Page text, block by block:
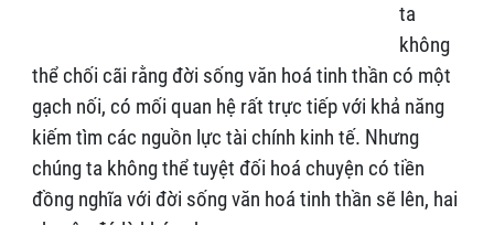
ta
không
thể chối cãi rằng đời sống văn hoá tinh thần có một
gạch nối, có mối quan hệ rất trực tiếp với khả năng
kiếm tìm các nguồn lực tài chính kinh tế. Nhưng
chúng ta không thể tuyệt đối hoá chuyện có tiền
đồng nghĩa với đời sống văn hoá tinh thần sẽ lên, hai